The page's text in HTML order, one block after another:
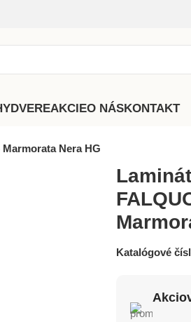
DVEREAKCIEO NÁSKONTAKT
Nera HG
Katalógové